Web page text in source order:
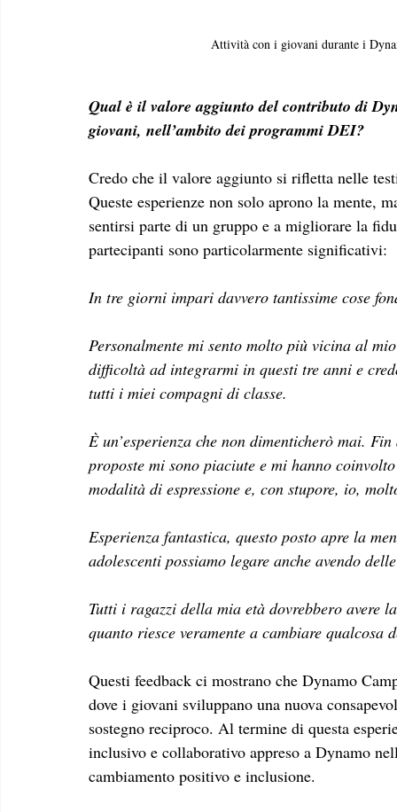
Attività con i giovani durante i
Qual è il valore aggiunto del contributo di
giovani, nell’ambito dei programmi DEI?
Credo che il valore aggiunto si rifletta nelle
Queste esperienze non solo aprono la mente,
sentirsi parte di un gruppo e a migliorare la
partecipanti sono particolarmente significativi:
In tre giorni impari davvero tantissime cose
Personalmente mi sento molto più vicina al
difficoltà ad integrarmi in questi tre anni e
tutti i miei compagni di classe.
È un’esperienza che non dimenticherò mai.
proposte mi sono piaciute e mi hanno
modalità di espressione e, con stupore, io,
Esperienza fantastica, questo posto apre la
adolescenti possiamo legare anche avendo
Tutti i ragazzi della mia età dovrebbero avere
quanto riesce veramente a cambiare
Questi feedback ci mostrano che Dynamo
dove i giovani sviluppano una nuova
sostegno reciproco. Al termine di questa
inclusivo e collaborativo appreso a Dynamo
cambiamento positivo e inclusione.